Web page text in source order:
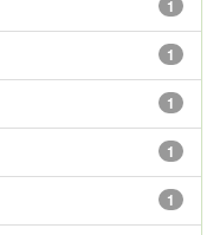
1
1
1
1
1